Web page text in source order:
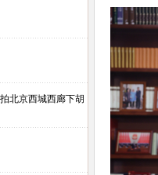
北京西城西廊下胡